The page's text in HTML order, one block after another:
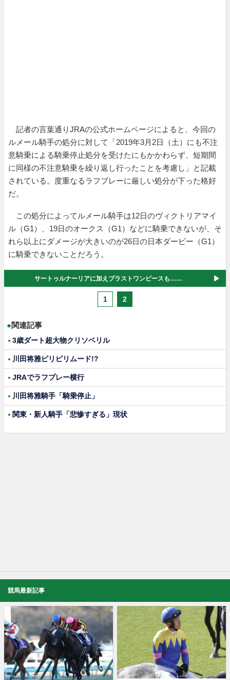
記者の言葉通りJRAの公式ホームページによると、今回の
ルメール騎手の処分に対して「2019年3月2日（土）にも不注
意騎乗による騎乗停止処分を受けたにもかかわらず、短期間
に同様の不注意騎乗を繰り返し行ったことを考慮し」と記載
されている。度重なるラフプレーに厳しい処分が下った格好
だ。
この処分によってルメール騎手は12日のヴィクトリアマイ
ル（G1）、19日のオークス（G1）などに騎乗できないが、そ
れら以上にダメージが大きいのが26日の日本ダービー（G1）
に騎乗できないことだろう。
サートゥルナーリアに加えブラストワンピースも……
1 2
●関連記事
3歳ダート超大物クリソベリル
川田将雅ピリピリムード!?
JRAでラフプレー横行
川田将雅騎手「騎乗停止」
関東・新人騎手「悲惨すぎる」現状
競馬最新記事